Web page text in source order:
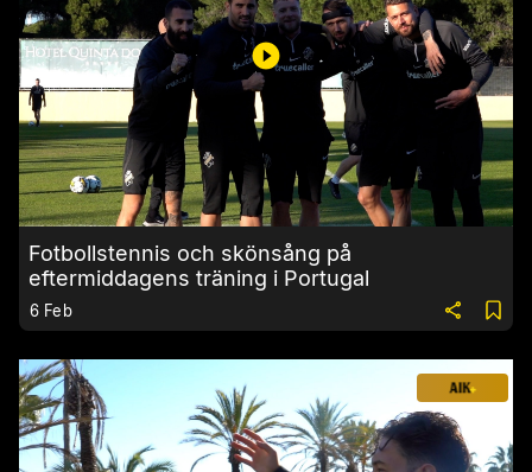
Fotbollstennis och skönsång på
eftermiddagens träning i Portugal
6 Feb